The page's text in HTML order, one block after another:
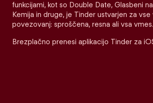
funkcijami, kot so Double Date, Glasbeni
Kemija in druge, je Tinder ustvarjen za vse
povezovanj: sproščena, resna ali vsa vmes.
Brezplačno prenesi aplikacijo Tinder za